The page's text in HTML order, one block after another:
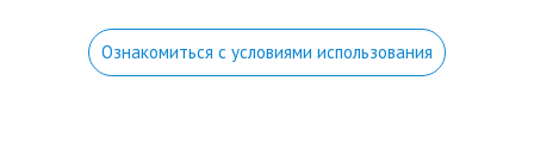
Ознакомиться с условиями использования